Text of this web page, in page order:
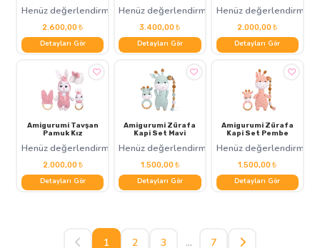
Henüz değerlendirme yok
2.600,00 ₺
Detayları Gör
Henüz değerlendirme yok
3.400,00 ₺
Detayları Gör
Henüz değerlendirme
2.000,00 ₺
Detayları Gör
Amigurumi Tavşan
Pamuk Kız
Henüz değerlendirme yok
2.000,00 ₺
Detayları Gör
Amigurumi Zürafa
Kapi Set Mavi
Henüz değerlendirme yok
1.500,00 ₺
Detayları Gör
Amigurumi Zürafa
Kapi Set Pembe
Henüz değerlendirme
1.500,00 ₺
Detayları Gör
1 2 3 ... 7